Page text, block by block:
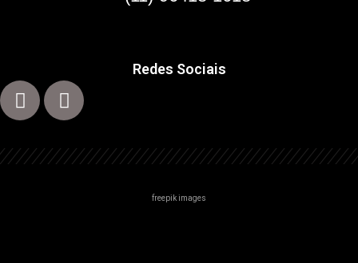
Redes Sociais
freepik images